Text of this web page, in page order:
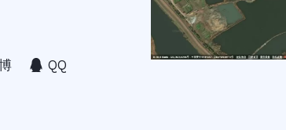
QQ